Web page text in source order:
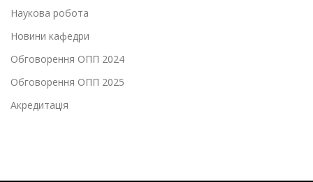
Наукова робота
Новини кафедри
Обговорення ОПП 2024
Обговорення ОПП 2025
Акредитація